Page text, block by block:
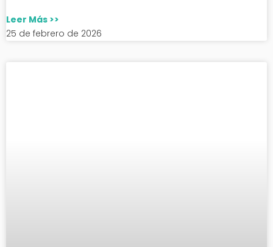
Leer Más >>
25 de febrero de 2026